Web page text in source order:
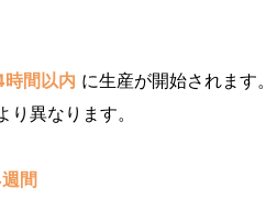
間以内 に生産が開始されます。
り異なります。
間